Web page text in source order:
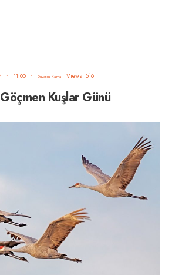
• 11:00 • Duyarsız Kalma • Views: 516
Kuşlar Günü